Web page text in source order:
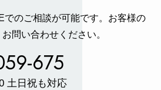
のご相談が可能です。 お客様の
問い合わせください。
675
土日祝も対応